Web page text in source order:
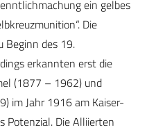
ein gelbes
Die
Beginn des 19.
erkannten erst die
(1877 – 1962) und
im Jahr 1916 am Kaiser-
Die Alliierten